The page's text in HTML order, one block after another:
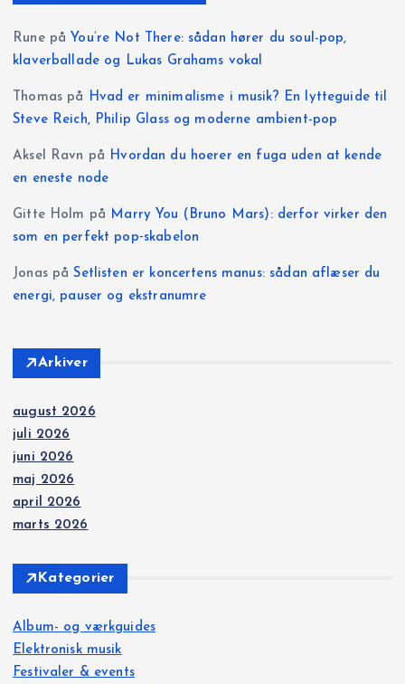
e
i
n
g
Runepå You’re Not There: sådan hører du soul-pop,
klaverballade og Lukas Grahams vokal
Thomaspå
Hvad er minimalisme i musik? En lytteguide til
Steve Reich, Philip Glass og moderne ambient-pop
Aksel Ravn på Hvordan du hoerer en fuga uden at kende
en eneste node
Gitte Holm på Marry You (Bruno Mars): derfor virker den
som en perfekt pop‑skabelon
JonaspåSetlisten er koncertens manus: sådan aflæser du
energi, pauser og ekstranumre
Arkiver
august 2026
juli 2026
juni 2026
maj 2026
april 2026
marts 2026
Kategorier
Album- og værkguides
Elektronisk musik
Festivaler & events